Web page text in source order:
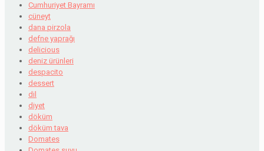
Cumhuriyet Bayramı
cüneyt
dana pirzola
defne yaprağı
delicious
deniz ürünleri
despacito
dessert
dil
diyet
döküm
döküm tava
Domates